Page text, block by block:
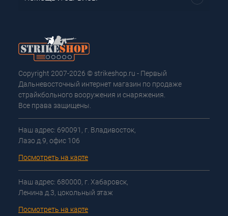
Copyright 2007-2026 © strikeshop.ru - Первый
Дальневосточный интернет магазин по продаже
страйкбольного вооружения и снаряжения.
Все права защищены.
Наш адрес: 690091, г. Владивосток,
Лазо д.9, офис 106
Посмотреть на карте
Наш адрес: 680000, г. Хабаровск,
Ленина д.3, цокольный этаж
Посмотреть на карте